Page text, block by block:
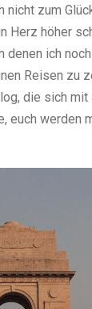
nicht zum
höher
ich
Reisen zu
die sich
werden